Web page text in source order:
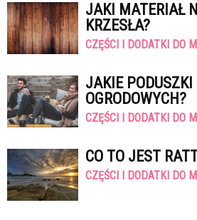
JAKI MATERIAŁ
KRZESŁA?
CZĘŚCI I DODATKI DO
JAKIE PODUSZKI
OGRODOWYCH?
CZĘŚCI I DODATKI DO
CO TO JEST
CZĘŚCI I DODATKI DO